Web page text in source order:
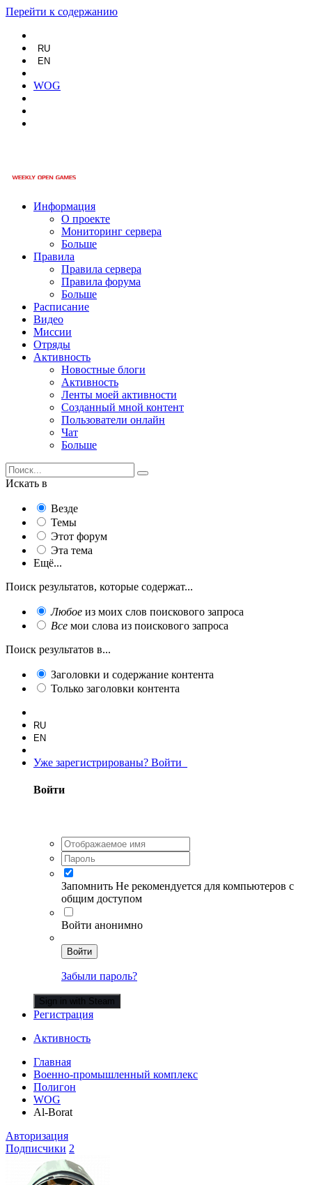
Перейти к содержанию
RU
EN
WOG
Информация
О проекте
Мониторинг сервера
Больше
Правила
Правила сервера
Правила форума
Больше
Расписание
Видео
Миссии
Отряды
Активность
Новостные блоги
Активность
Ленты моей активности
Созданный мной контент
Пользователи онлайн
Чат
Больше
Искать в
Везде
Темы
Этот форум
Эта тема
Ещё...
Поиск результатов, которые содержат...
Любое из моих слов поискового запроса
Все мои слова из поискового запроса
Поиск результатов в...
Заголовки и содержание контента
Только заголовки контента
RU
EN
Уже зарегистрированы? Войти
Войти
Запомнить Не рекомендуется для компьютеров с
общим доступом
Войти анонимно
Войти
Забыли пароль?
Sign in with Steam
Регистрация
Активность
Главная
Военно-промышленный комплекс
Полигон
WOG
Al-Borat
Авторизация
Подписчики 2